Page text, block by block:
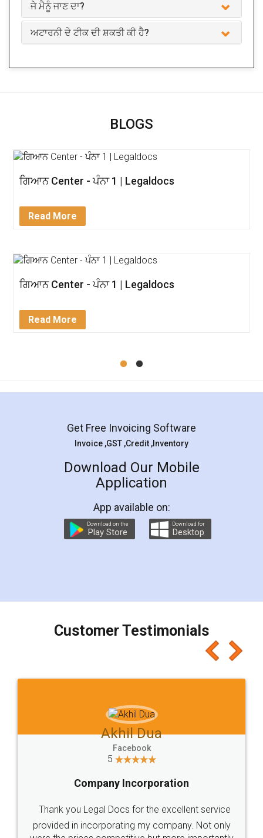
ਜੇ ਮੈਨੂੰ ਜਾਣ ਦਾ?
ਅਟਾਰਨੀ ਦੇ ਟੀਕ ਦੀ ਸ਼ਕਤੀ ਕੀ ਹੈ?
BLOGS
ਗਿਆਨ Center - ਪੰਨਾ 1 | Legaldocs
Read More
ਗਿਆਨ Center - ਪੰਨਾ 1 | Legaldocs
Read More
Get Free Invoicing Software
Invoice ,GST ,Credit ,Inventory
Download Our Mobile
Application
App available on:
Download on the
Play Store
Download for
Desktop
Customer Testimonials
Akhil Dua
Facebook
5
Company Incorporation
Thank you Legal Docs for the excellent service
provided in incorporating my company. Not only